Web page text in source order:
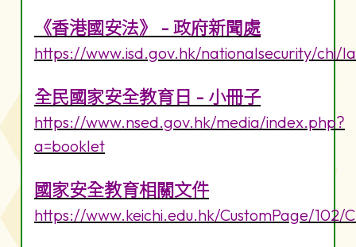
《香港國安法》 - 政府新聞處
https://www.isd.gov.hk/nationalsecurity/chi/
全民國家安全教育日 - 小冊子
https://www.nsed.gov.hk/media/index.php?
a=booklet
國家安全教育相關文件
https://www.keichi.edu.hk/CustomPage/102/